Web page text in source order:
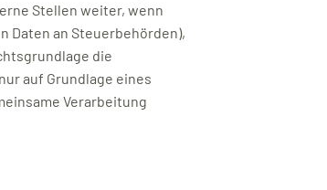
Stellen weiter, wenn
Daten an Steuerbehörden),
die
auf Grundlage eines
Verarbeitung